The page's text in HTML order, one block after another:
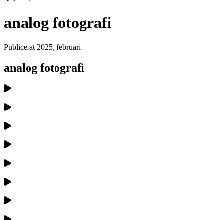
analog fotografi
Publicerat 2025, februari
analog fotografi